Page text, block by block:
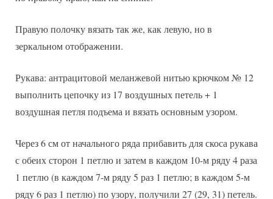
Правую полочку вязать так же, как левую, но в
зеркальном отображении.
Рукава: антрацитовой меланжевой нитью крючком № 12
выполнить цепочку из 17 воздушных петель + 1
воздушная петля подъема и вязать основным узором.
Через 6 см от начального ряда прибавить для скоса рукава
с обеих сторон 1 петлю и затем в каждом 10-м ряду 4 раза
1 петлю (в каждом 7-м ряду 5 раз 1 петлю; в каждом 5-м
ряду 6 раз 1 петлю) по узору, получили 27 (29, 31) петель.